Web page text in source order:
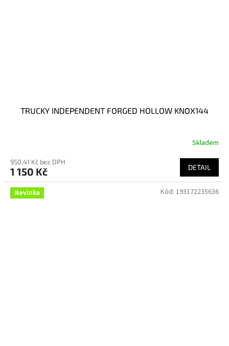
TRUCKY INDEPENDENT FORGED HOLLOW KNOX144
Skladem
950,41 Kč bez DPH
1 150 Kč DETAIL
Novinka Kód: 193172235636